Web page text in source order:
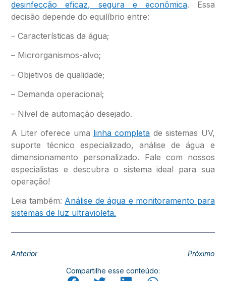
desinfecção eficaz, segura e econômica. Essa
decisão depende do equilíbrio entre:
– Características da água;
– Microrganismos-alvo;
– Objetivos de qualidade;
– Demanda operacional;
– Nível de automação desejado.
A Liter oferece uma linha completa de sistemas UV,
suporte técnico especializado, análise de água e
dimensionamento personalizado. Fale com nossos
especialistas e descubra o sistema ideal para sua
operação!
Leia também: Análise de água e monitoramento para
sistemas de luz ultravioleta.
Anterior Próximo
Compartilhe esse conteúdo: